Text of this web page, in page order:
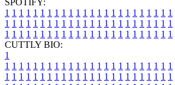
1 1 1 1 1 1 1 1 1 1 1 1 1 1 1 1 1 1 1 1 1 1 1 1
1 1 1 1 1 1 1 1 1 1 1 1 1 1 1 1 1 1 1 1 1 1 1 1
1 1 1 1 1 1 1 1 1 1 1 1 1 1 1 1 1 1 1 1 1 1 1 1
CUTTLY BIO:
1
1 1 1 1 1 1 1 1 1 1 1 1 1 1 1 1 1 1 1 1 1 1 1 1
1 1 1 1 1 1 1 1 1 1 1 1 1 1 1 1 1 1 1 1 1 1 1 1